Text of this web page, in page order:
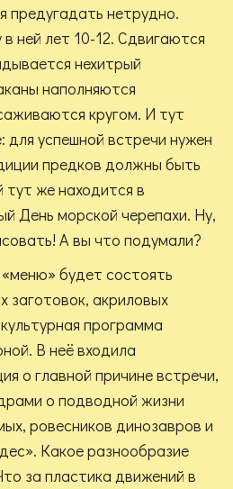
предугадать нетрудно.
ней лет 10-12. Сдвигаются
нехитрый
наполняются
кругом. И тут
успешной встречи нужен
предков должны быть
же находится в
День морской черепахи. Ну,
А вы что подумали?
будет состоять
заготовок, акриловых
программа
В неё входила
о главной причине встречи,
о подводной жизни
ровесников динозавров и
Какое разнообразие
за пластика движений в